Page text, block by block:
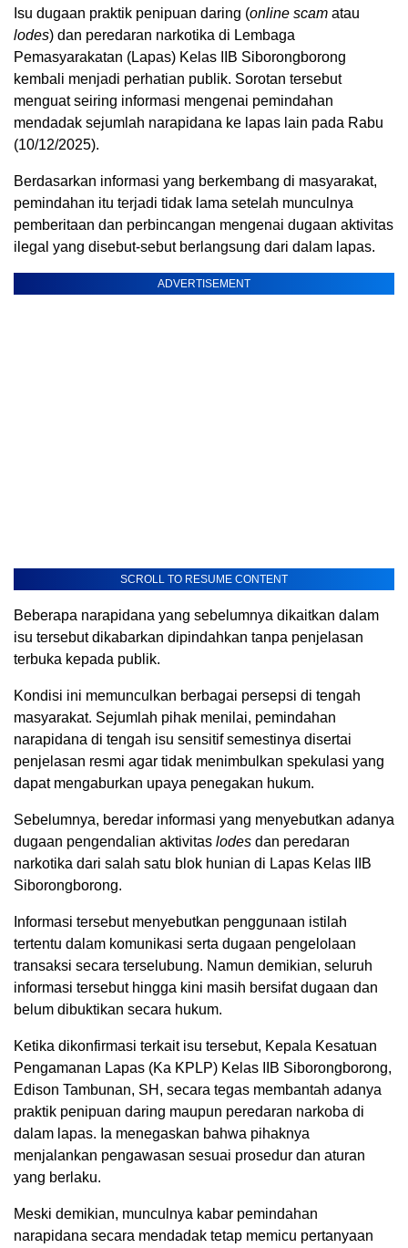
Isu dugaan praktik penipuan daring (online scam atau
lodes) dan peredaran narkotika di Lembaga
Pemasyarakatan (Lapas) Kelas IIB Siborongborong
kembali menjadi perhatian publik. Sorotan tersebut
menguat seiring informasi mengenai pemindahan
mendadak sejumlah narapidana ke lapas lain pada Rabu
(10/12/2025).
Berdasarkan informasi yang berkembang di masyarakat,
pemindahan itu terjadi tidak lama setelah munculnya
pemberitaan dan perbincangan mengenai dugaan aktivitas
ilegal yang disebut-sebut berlangsung dari dalam lapas.
ADVERTISEMENT
SCROLL TO RESUME CONTENT
Beberapa narapidana yang sebelumnya dikaitkan dalam
isu tersebut dikabarkan dipindahkan tanpa penjelasan
terbuka kepada publik.
Kondisi ini memunculkan berbagai persepsi di tengah
masyarakat. Sejumlah pihak menilai, pemindahan
narapidana di tengah isu sensitif semestinya disertai
penjelasan resmi agar tidak menimbulkan spekulasi yang
dapat mengaburkan upaya penegakan hukum.
Sebelumnya, beredar informasi yang menyebutkan adanya
dugaan pengendalian aktivitas lodes dan peredaran
narkotika dari salah satu blok hunian di Lapas Kelas IIB
Siborongborong.
Informasi tersebut menyebutkan penggunaan istilah
tertentu dalam komunikasi serta dugaan pengelolaan
transaksi secara terselubung. Namun demikian, seluruh
informasi tersebut hingga kini masih bersifat dugaan dan
belum dibuktikan secara hukum.
Ketika dikonfirmasi terkait isu tersebut, Kepala Kesatuan
Pengamanan Lapas (Ka KPLP) Kelas IIB Siborongborong,
Edison Tambunan, SH, secara tegas membantah adanya
praktik penipuan daring maupun peredaran narkoba di
dalam lapas. Ia menegaskan bahwa pihaknya
menjalankan pengawasan sesuai prosedur dan aturan
yang berlaku.
Meski demikian, munculnya kabar pemindahan
narapidana secara mendadak tetap memicu pertanyaan